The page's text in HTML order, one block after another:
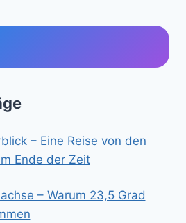
– Eine Reise von den
Ende der Zeit
– Warum 23,5 Grad